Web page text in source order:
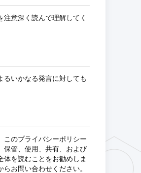
意深く読んで理解してく
るいかなる発言に対しても
このプライバシーポリシー
保管、使用、共有、および
を読むことをお勧めしま
お問い合わせください。